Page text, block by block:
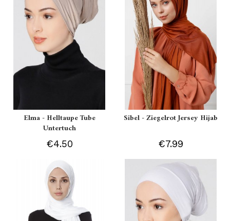
Elma - Helltaupe Tube
Untertuch
€4.50
Sibel - Ziegelrot Jersey Hijab
€7.99